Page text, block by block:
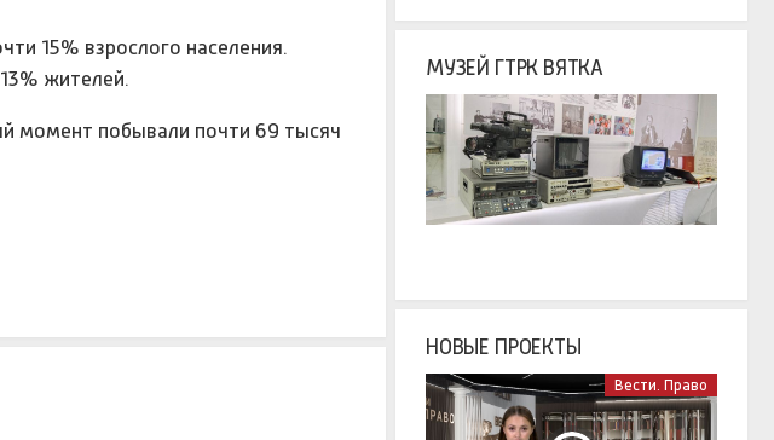
15% взрослого населения.
жителей.
момент побывали почти 69 тысяч
МУЗЕЙ ГТРК ВЯТКА
НОВЫЕ ПРОЕКТЫ
Вести. Право